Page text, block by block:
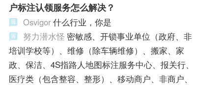
户标注认领服务怎么解决？
Osvigor什么行业，你是
努力潜水怪 密敏感、开锁事业单位（政府、非
培训学校等）、维修（除车辆维修）、搬家、家
政、保洁、4S指路人地图标注服务中心、报关行、
医疗类（包含整容、整形）、移动商户、非商户、